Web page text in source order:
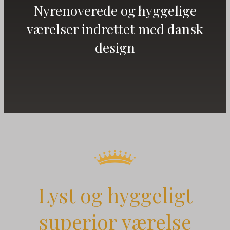
Nyrenoverede og hyggelige
værelser indrettet med dansk
design
Lyst og hyggeligt
superior værelse